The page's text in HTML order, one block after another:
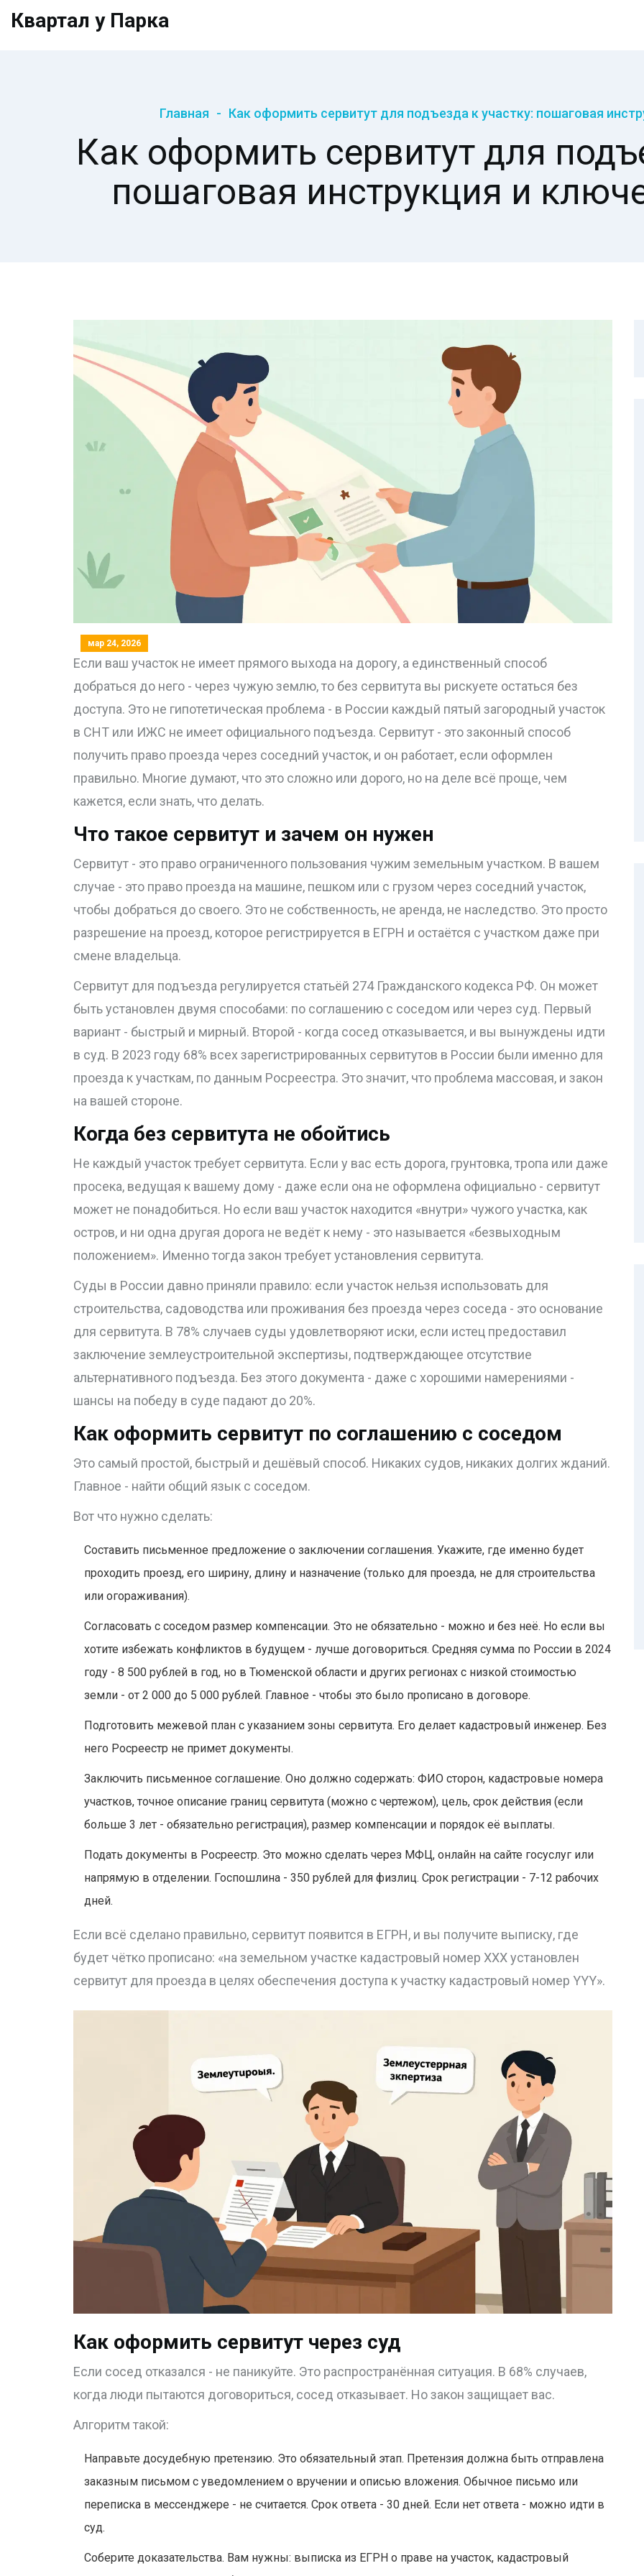
Квартал у Парка
Главная Как оформить сервитут для подъезда к участку: пошаговая
Как оформить сервитут для
пошаговая инструкция и
мар 24, 2026
Если ваш участок не имеет прямого выхода на дорогу, а единственный способ
добраться до него - через чужую землю, то без сервитута вы рискуете остаться без
доступа. Это не гипотетическая проблема - в России каждый пятый загородный участок
в СНТ или ИЖС не имеет официального подъезда. Сервитут - это законный способ
получить право проезда через соседний участок, и он работает, если оформлен
правильно. Многие думают, что это сложно или дорого, но на деле всё проще, чем
кажется, если знать, что делать.
Что такое сервитут и зачем он нужен
Сервитут - это право ограниченного пользования чужим земельным участком. В вашем
случае - это право проезда на машине, пешком или с грузом через соседний участок,
чтобы добраться до своего. Это не собственность, не аренда, не наследство. Это просто
разрешение на проезд, которое регистрируется в ЕГРН и остаётся с участком даже при
смене владельца.
Сервитут для подъезда регулируется статьёй 274 Гражданского кодекса РФ. Он может
быть установлен двумя способами: по соглашению с соседом или через суд. Первый
вариант - быстрый и мирный. Второй - когда сосед отказывается, и вы вынуждены идти
в суд. В 2023 году 68% всех зарегистрированных сервитутов в России были именно для
проезда к участкам, по данным Росреестра. Это значит, что проблема массовая, и закон
на вашей стороне.
Когда без сервитута не обойтись
Не каждый участок требует сервитута. Если у вас есть дорога, грунтовка, тропа или даже
просека, ведущая к вашему дому - даже если она не оформлена официально - сервитут
может не понадобиться. Но если ваш участок находится «внутри» чужого участка, как
остров, и ни одна другая дорога не ведёт к нему - это называется «безвыходным
положением». Именно тогда закон требует установления сервитута.
Суды в России давно приняли правило: если участок нельзя использовать для
строительства, садоводства или проживания без проезда через соседа - это основание
для сервитута. В 78% случаев суды удовлетворяют иски, если истец предоставил
заключение землеустроительной экспертизы, подтверждающее отсутствие
альтернативного подъезда. Без этого документа - даже с хорошими намерениями -
шансы на победу в суде падают до 20%.
Как оформить сервитут по соглашению с соседом
Это самый простой, быстрый и дешёвый способ. Никаких судов, никаких долгих жданий.
Главное - найти общий язык с соседом.
Вот что нужно сделать:
Составить письменное предложение о заключении соглашения. Укажите, где именно будет
проходить проезд, его ширину, длину и назначение (только для проезда, не для строительства
или огораживания).
Согласовать с соседом размер компенсации. Это не обязательно - можно и без неё. Но если вы
хотите избежать конфликтов в будущем - лучше договориться. Средняя сумма по России в 2024
году - 8 500 рублей в год, но в Тюменской области и других регионах с низкой стоимостью
земли - от 2 000 до 5 000 рублей. Главное - чтобы это было прописано в договоре.
Подготовить межевой план с указанием зоны сервитута. Его делает кадастровый инженер. Без
него Росреестр не примет документы.
Заключить письменное соглашение. Оно должно содержать: ФИО сторон, кадастровые номера
участков, точное описание границ сервитута (можно с чертежом), цель, срок действия (если
больше 3 лет - обязательно регистрация), размер компенсации и порядок её выплаты.
Подать документы в Росреестр. Это можно сделать через МФЦ, онлайн на сайте госуслуг или
напрямую в отделении. Госпошлина - 350 рублей для физлиц. Срок регистрации - 7-12 рабочих
дней.
Если всё сделано правильно, сервитут появится в ЕГРН, и вы получите выписку, где
будет чётко прописано: «на земельном участке кадастровый номер XXX установлен
сервитут для проезда в целях обеспечения доступа к участку кадастровый номер YYY».
Как оформить сервитут через суд
Если сосед отказался - не паникуйте. Это распространённая ситуация. В 68% случаев,
когда люди пытаются договориться, сосед отказывает. Но закон защищает вас.
Алгоритм такой:
Направьте досудебную претензию. Это обязательный этап. Претензия должна быть отправлена
заказным письмом с уведомлением о вручении и описью вложения. Обычное письмо или
переписка в мессенджере - не считается. Срок ответа - 30 дней. Если нет ответа - можно идти в
суд.
Соберите доказательства. Вам нужны: выписка из ЕГРН о праве на участок, кадастровый